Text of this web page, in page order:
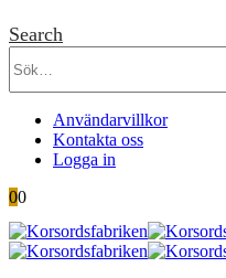
Search
Användarvillkor
Kontakta oss
Logga in
00